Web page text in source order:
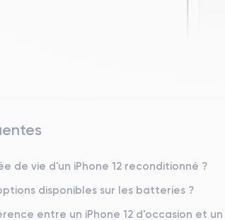
de vie d'un iPhone 12 reconditionné ?
disponibles sur les batteries ?
entre un iPhone 12 d'occasion et